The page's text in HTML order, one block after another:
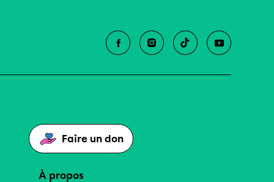
Faire un don
À propos